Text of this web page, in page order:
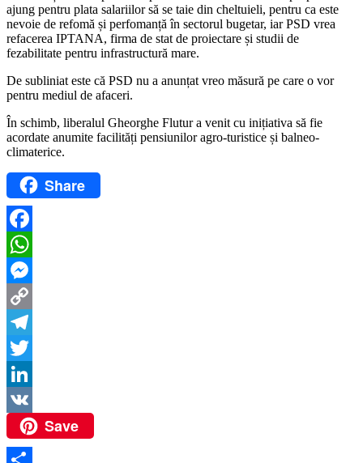
ajung pentru plata salariilor să se taie din cheltuieli, pentru ca este
nevoie de refomă și perfomanță în sectorul bugetar, iar PSD vrea
refacerea IPTANA, firma de stat de proiectare și studii de
fezabilitate pentru infrastructură mare.
De subliniat este că PSD nu a anunțat vreo măsură pe care o vor
pentru mediul de afaceri.
În schimb, liberalul Gheorghe Flutur a venit cu inițiativa să fie
acordate anumite facilități pensiunilor agro-turistice și balneo-
climaterice.
Share
Facebook
WhatsApp
Messenger
Copy
Link
Telegram
Twitter
LinkedIn
VK
Save